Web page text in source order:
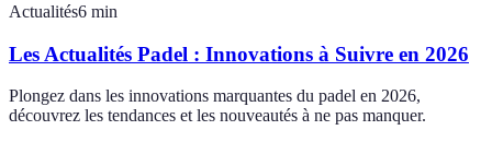
Actualités6 min
Les Actualités Padel : Innovations à Suivre en 2026
Plongez dans les innovations marquantes du padel en 2026,
découvrez les tendances et les nouveautés à ne pas manquer.